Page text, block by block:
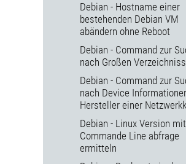
Debian - Hostname einer
bestehenden Debian VM
abändern ohne Reboot
Debian - Command zur
nach Großen
Debian - Command zur
nach Device
Hersteller einer
Debian - Linux Version mit
Commande Line abfrage
ermitteln